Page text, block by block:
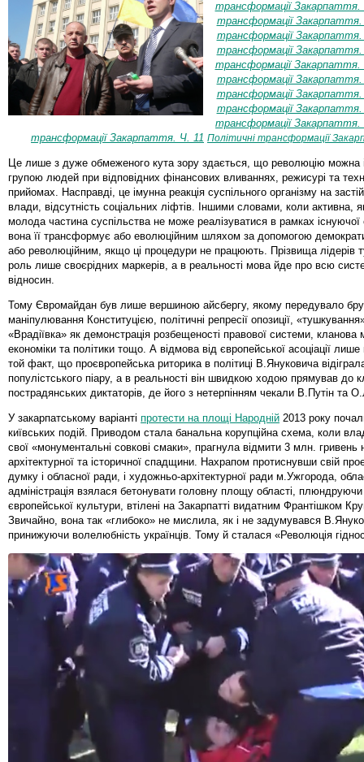
трансформації Закарпаття.
трансформації
трансформації
трансформації
трансформації Закарпаття.
трансформації
трансформації
трансформації
трансформації Закарпаття.
трансформації Закарпаття. Ч. 11 Політичні трансформації
Це лише з дуже обмеженого кута зору здається, що революцію можна
групою людей при відповідних фінансових вливаннях, режисурі та
прийомах. Насправді, це імунна реакція суспільного організму на
влади, відсутність соціальних ліфтів. Іншими словами, коли активна,
молода частина суспільства не може реалізуватися в рамках
вона її трансформує або еволюційним шляхом за допомогою
або революційним, якщо ці процедури не працюють. Прізвища лідерів
роль лише своєрідних маркерів, а в реальності мова йде про всю
відносин.
Тому Євромайдан був лише вершиною айсбергу, якому передувало
маніпулювання Конституцією, політичні репресії опозиції,
«Врадіївка» як демонстрація розбещеності правової системи, кланова
економіки та політики тощо. А відмова від європейської асоціації
той факт, що проєвропейська риторика в політиці В.Януковича
популістського піару, а в реальності він швидкою ходою прямував до
пострадянських диктаторів, де його з нетерпінням чекали В.Путін та
У закарпатському варіанті протести на площі Народній 2013 року
київських подій. Приводом стала банальна корупційна схема, коли
свої «монументальні совкові смаки», прагнула відмити 3 млн. гривень
архітектурної та історичної спадщини. Нахрапом протиснувши свій
думку і обласної ради, і художньо-архітектурної ради м.Ужгорода,
адміністрація взялася бетонувати головну площу області, плюндруючи
європейської культури, втілені на Закарпатті видатним Франтішком
Звичайно, вона так «глибоко» не мислила, як і не задумувався
принижуючи волелюбність українців. Тому й сталася «Революція